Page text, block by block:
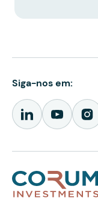
Siga-nos em: